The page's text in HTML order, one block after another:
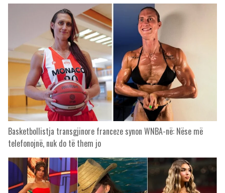
Basketbollistja transgjinore franceze synon WNBA-në: Nëse më
telefonojnë, nuk do të them jo